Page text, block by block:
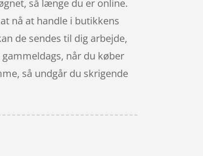
så længe du er online.
nå at handle i butikkens
de sendes til dig arbejde,
når du køber
så undgår du skrigende